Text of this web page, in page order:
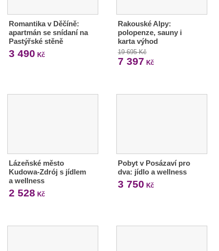
Romantika v Děčíně:
apartmán se snídaní na
Pastýřské stěně
3 490 Kč
Rakouské Alpy:
polopenze, sauny i
karta výhod
19 695 Kč
7 397 Kč
Lázeňské město
Kudowa-Zdrój s jídlem
a wellness
2 528 Kč
Pobyt v Posázaví pro
dva: jídlo a wellness
3 750 Kč